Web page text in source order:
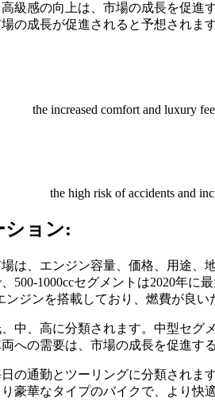
級感の向上は、市場の成長を促進
の成長が促進されると予想されま
the increased comfort and luxury
the high risk of accidents and
ション:
は、エンジン容量、価格、用途、
500-1000ccセグメントは2020年
ンジンを搭載しており、燃費が良
中、高に分類されます。中型セ
への需要は、市場の成長を促進す
の通勤とツーリングに分類されま
豪華なタイプのバイクで、より快